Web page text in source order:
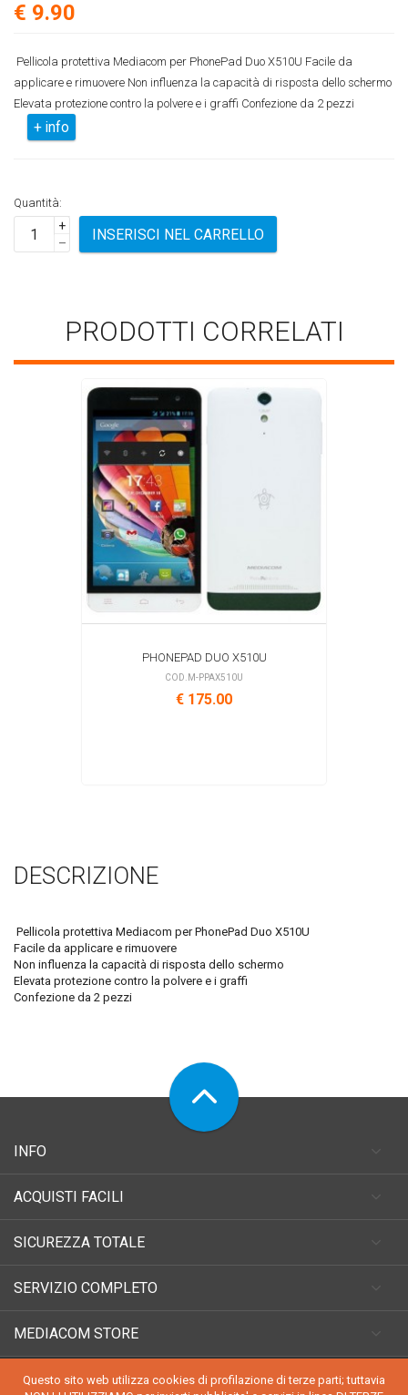
€ 9.90
Pellicola protettiva Mediacom per PhonePad Duo X510U Facile da
applicare e rimuovere Non influenza la capacità di risposta dello schermo
Elevata protezione contro la polvere e i graffi Confezione da 2 pezzi
+ info
Quantità:
+
–
INSERISCI NEL CARRELLO
PRODOTTI CORRELATI
PHONEPAD DUO X510U
COD.M-PPAX510U
€ 175.00
DESCRIZIONE
Pellicola protettiva Mediacom per PhonePad Duo X510U
Facile da applicare e rimuovere
Non influenza la capacità di risposta dello schermo
Elevata protezione contro la polvere e i graffi
Confezione da 2 pezzi
INFO
ACQUISTI FACILI
SICUREZZA TOTALE
SERVIZIO COMPLETO
MEDIACOM STORE
Questo sito web utilizza cookies di profilazione di terze parti; tuttavia